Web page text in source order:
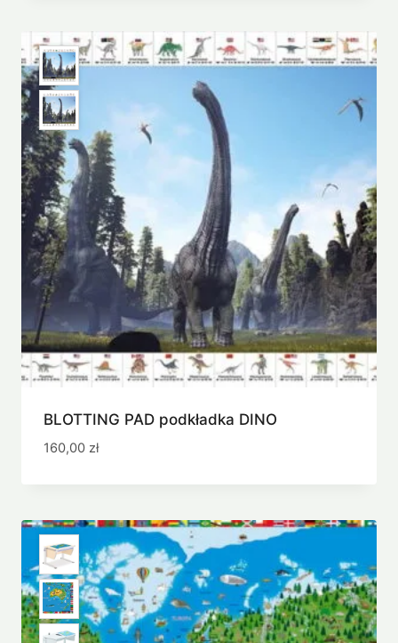
BLOTTING PAD podkładka DINO
160,00 zł